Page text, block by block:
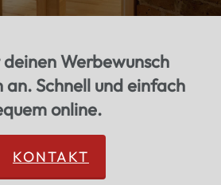
Werbewunsch
an. Schnell und einfach
online.
KONTAKT